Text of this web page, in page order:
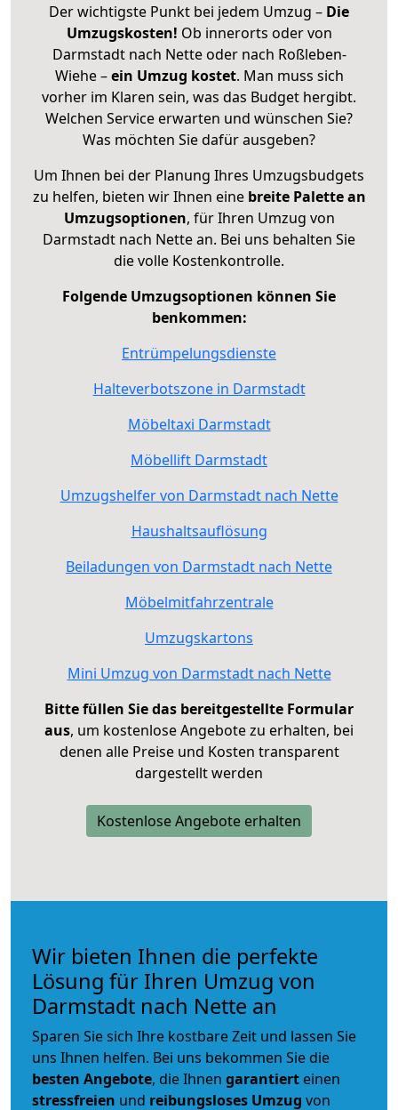
Der wichtigste Punkt bei jedem Umzug – Die
Umzugskosten! Ob innerorts oder von
Darmstadt nach Nette oder nach Roßleben-
Wiehe –ein Umzug kostet. Man muss sich
vorher im Klaren sein, was das Budget hergibt.
Welchen Service erwarten und wünschen Sie?
Was möchten Sie dafür ausgeben?
Um Ihnen bei der Planung Ihres Umzugsbudgets
zu helfen, bieten wir Ihnen eine breite Palette an
Umzugsoptionen, für Ihren Umzug von
Darmstadt nach Nette an. Bei uns behalten Sie
die volle Kostenkontrolle.
Folgende Umzugsoptionen können Sie
benkommen:
Entrümpelungsdienste
Halteverbotszone in Darmstadt
Möbeltaxi Darmstadt
Möbellift Darmstadt
Umzugshelfer von Darmstadt nach Nette
Haushaltsauflösung
Beiladungen von Darmstadt nach Nette
Möbelmitfahrzentrale
Umzugskartons
Mini Umzug von Darmstadt nach Nette
Bitte füllen Sie das bereitgestellte Formular
aus, um kostenlose Angebote zu erhalten, bei
denen alle Preise und Kosten transparent
dargestellt werden
Kostenlose Angebote erhalten
Wir bieten Ihnen die perfekte
Lösung für Ihren Umzug von
Darmstadt nach Nette an
Sparen Sie sich Ihre kostbare Zeit und lassen Sie
uns Ihnen helfen. Bei uns bekommen Sie die
besten Angebote, die Ihnen garantiert einen
stressfreien und reibungsloses Umzug von